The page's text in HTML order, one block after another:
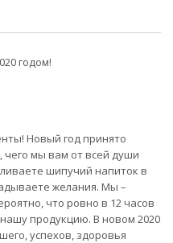
Новый год принято
чего мы вам от всей души
шипучий напиток в
желания. Мы –
что ровно в 12 часов
продукцию. В новом 2020
успехов, здоровья